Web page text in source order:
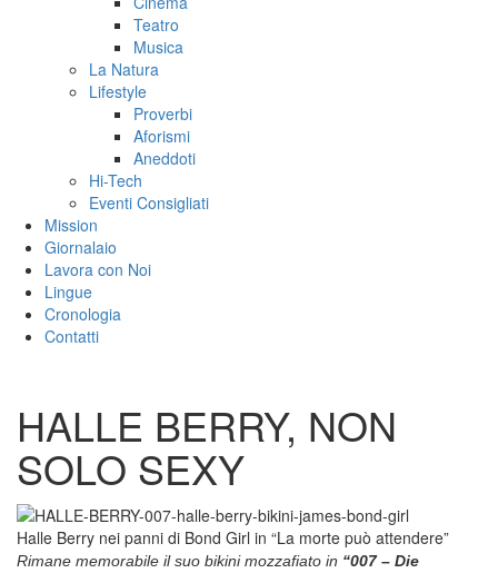
Teatro
Musica
La Natura
Lifestyle
Proverbi
Aforismi
Aneddoti
Hi-Tech
Eventi Consigliati
Mission
Giornalaio
Lavora con Noi
Lingue
Cronologia
Contatti
HALLE BERRY, NON
SOLO SEXY
Halle Berry nei panni di Bond Girl in “La morte può attendere”
Rimane memorabile il suo bikini mozzafiato in “007 – Die